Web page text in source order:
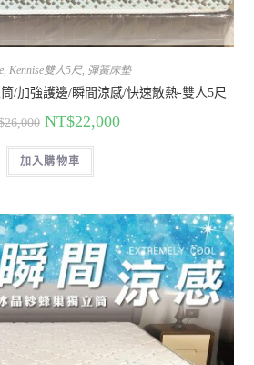
, Kennise雙人5尺, 彈簧床墊
/加強護邊/瞬間涼感/快速散熱-雙人5尺
26,000 NT$22,000
加入購物車